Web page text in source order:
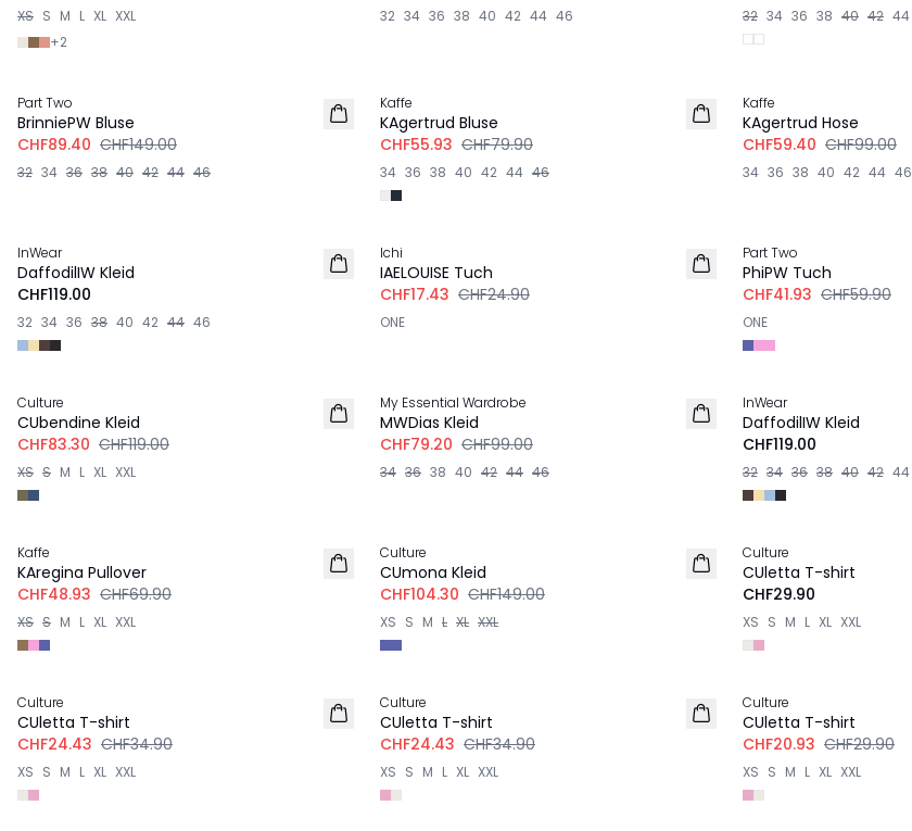
XS S M L XL XXL
+2
32 34 36 38 40 42 44 46 32 34 36 38 40 42 44
LEINEN
Part Two
BrinniePW Bluse
CHF89.40 CHF149.00
32 34 36 38 40 42 44 46
Kaffe
KAgertrud Bluse
CHF55.93 CHF79.90
34 36 38 40 42 44 46
Kaffe
KAgertrud Hose
CHF59.40 CHF99.00
34 36 38 40 42 44 46
InWear
DaffodilIW Kleid
CHF119.00
32 34 36 38 40 42 44 46
Ichi
IAELOUISE Tuch
CHF17.43 CHF24.90
ONE
Part Two
PhiPW Tuch
CHF41.93 CHF59.90
ONE
Culture
CUbendine Kleid
CHF83.30 CHF119.00
XS S M L XL XXL
LEINEN
My Essential Wardrobe
MWDias Kleid
CHF79.20 CHF99.00
34 36 38 40 42 44 46
InWear
DaffodilIW Kleid
CHF119.00
32 34 36 38 40 42 44
Kaffe
KAregina Pullover
CHF48.93 CHF69.90
XS S M L XL XXL
Culture
CUmona Kleid
CHF104.30 CHF149.00
XS S M L XL XXL
Culture
CUletta T-shirt
CHF29.90
XS S M L XL XXL
Culture
CUletta T-shirt
CHF24.43 CHF34.90
XS S M L XL XXL
Culture
CUletta T-shirt
CHF24.43 CHF34.90
XS S M L XL XXL
Culture
CUletta T-shirt
CHF20.93 CHF29.90
XS S M L XL XXL